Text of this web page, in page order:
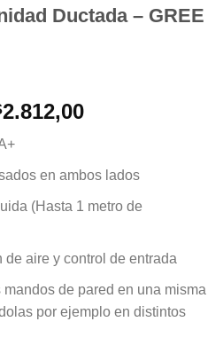
Ductada – GREE
2.812,00Rango
desde
U$S1.002,00
hasta
en ambos lados
(Hasta 1 metro de
aire y control de entrada
de pared en una misma
por ejemplo en distintos